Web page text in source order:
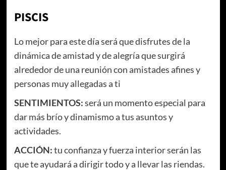
PISCIS
Lo mejor para este día será que disfrutes de la
dinámica de amistad y de alegría que surgirá
alrededor de una reunión con amistades afines y
personas muy allegadas a ti
SENTIMIENTOS:será un momento especial para
dar más brío y dinamismo a tus asuntos y
actividades.
ACCIÓN:tu confianza y fuerza interior serán las
que te ayudará a dirigir todo y a llevar las riendas.